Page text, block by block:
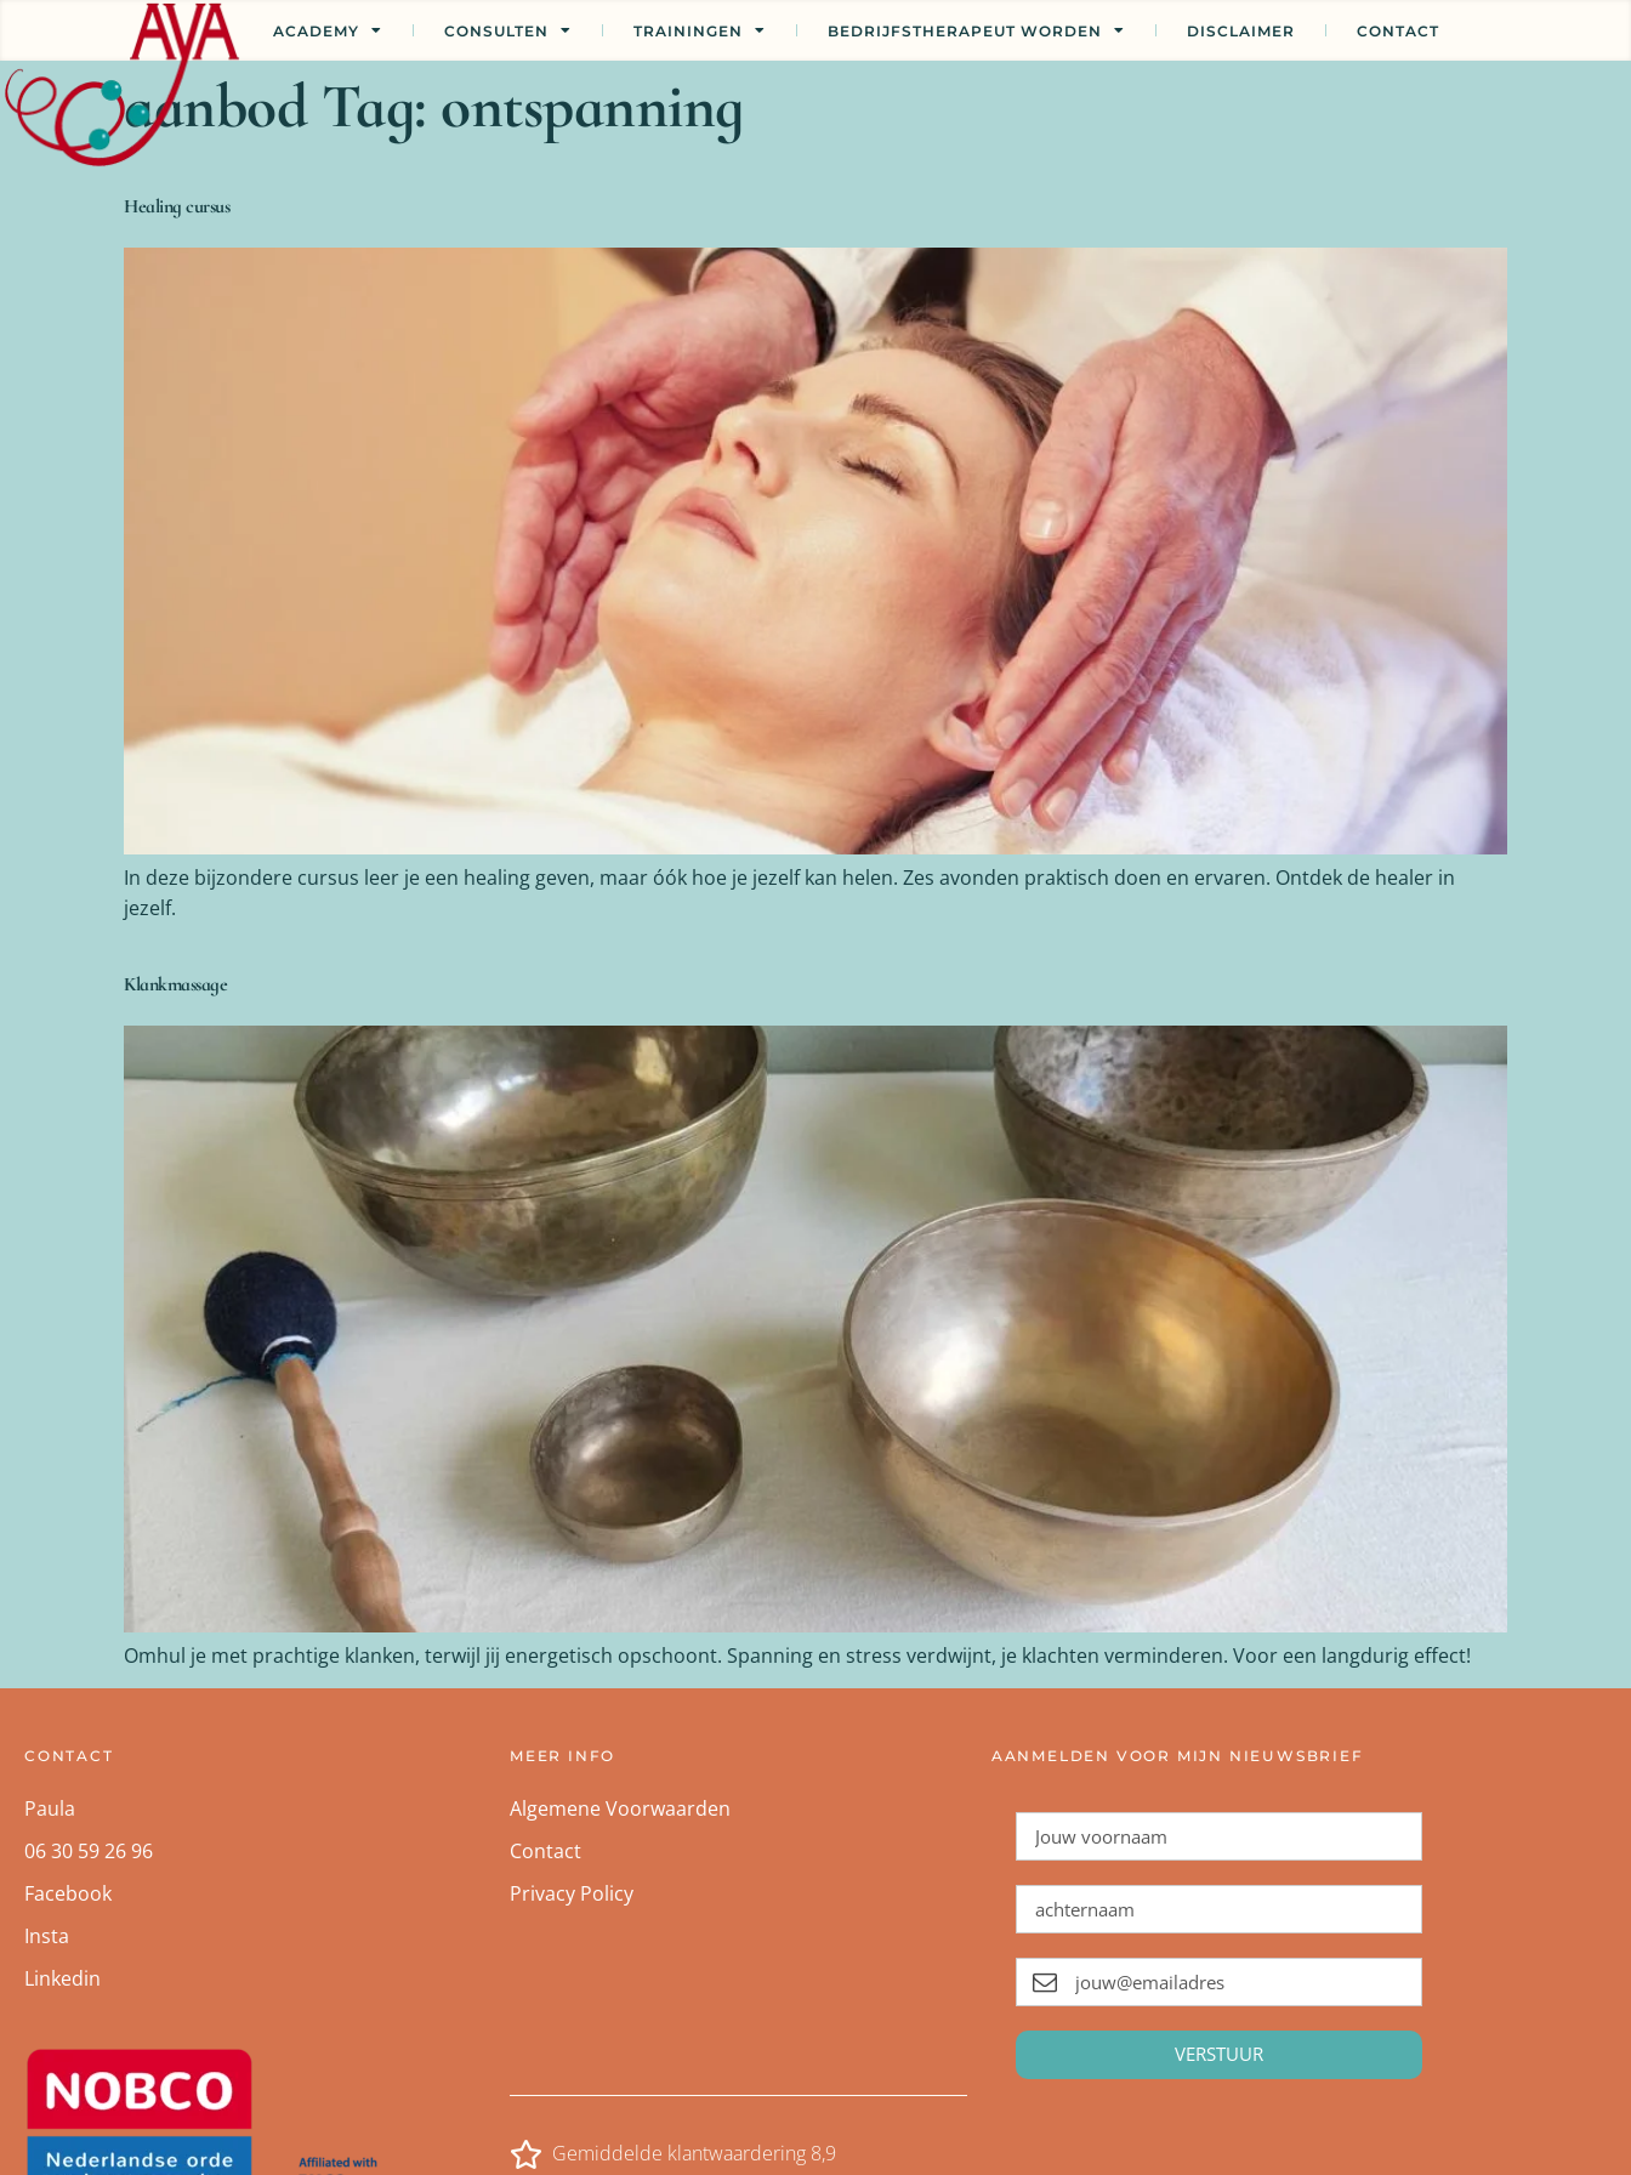
ACADEMY CONSULTEN TRAININGEN BEDRIJFSTHERAPEUT WORDEN DISCLAIMER CONTACT
aanbod Tag: ontspanning
Healing cursus
In deze bijzondere cursus leer je een healing geven, maar óók hoe je jezelf kan helen. Zes avonden praktisch doen en ervaren. Ontdek de healer in
jezelf.
Klankmassage
Omhul je met prachtige klanken, terwijl jij energetisch opschoont. Spanning en stress verdwijnt, je klachten verminderen. Voor een langdurig effect!
CONTACT
Paula
06 30 59 26 96
Facebook
Insta
Linkedin
MEER INFO
Algemene Voorwaarden
Contact
Privacy Policy
Gemiddelde klantwaardering 8,9
AANMELDEN VOOR MIJN NIEUWSBRIEF
VERSTUUR